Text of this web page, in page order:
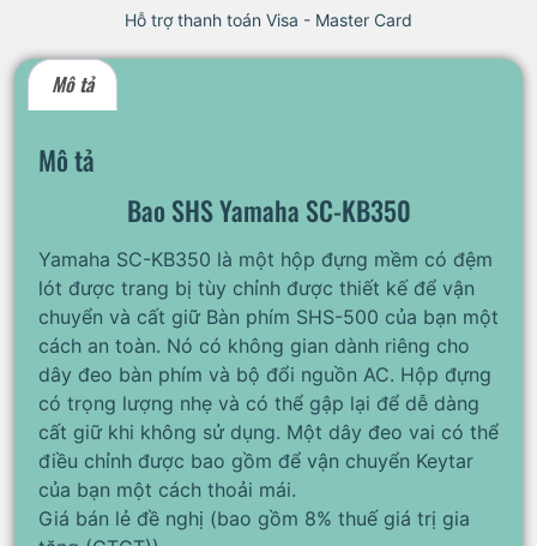
Hỗ trợ thanh toán Visa - Master Card
Mô tả
Mô tả
Bao SHS Yamaha SC-KB350
Yamaha SC-KB350 là một hộp đựng mềm có đệm
lót được trang bị tùy chỉnh được thiết kế để vận
chuyển và cất giữ Bàn phím SHS-500 của bạn một
cách an toàn. Nó có không gian dành riêng cho
dây đeo bàn phím và bộ đổi nguồn AC. Hộp đựng
có trọng lượng nhẹ và có thể gập lại để dễ dàng
cất giữ khi không sử dụng. Một dây đeo vai có thể
điều chỉnh được bao gồm để vận chuyển Keytar
của bạn một cách thoải mái.
Giá bán lẻ đề nghị (bao gồm 8% thuế giá trị gia